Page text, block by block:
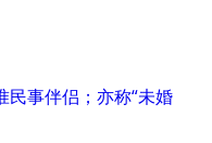
民事伴侣；亦称“未婚